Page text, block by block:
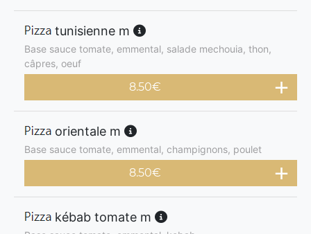
tunisienne m
Base sauce tomate, emmental, salade mechouia, thon,
câpres, oeuf
8.50€
orientale m
Base sauce tomate, emmental, champignons, poulet
8.50€
kébab tomate m